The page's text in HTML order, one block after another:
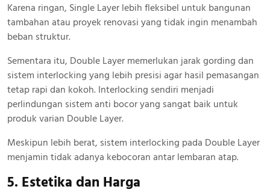
Karena ringan, Single Layer lebih fleksibel untuk bangunan
tambahan atau proyek renovasi yang tidak ingin menambah
beban struktur.
Sementara itu, Double Layer memerlukan jarak gording dan
sistem interlocking yang lebih presisi agar hasil pemasangan
tetap rapi dan kokoh. Interlocking sendiri menjadi
perlindungan sistem anti bocor yang sangat baik untuk
produk varian Double Layer.
Meskipun lebih berat, sistem interlocking pada Double Layer
menjamin tidak adanya kebocoran antar lembaran atap.
5. Estetika dan Harga